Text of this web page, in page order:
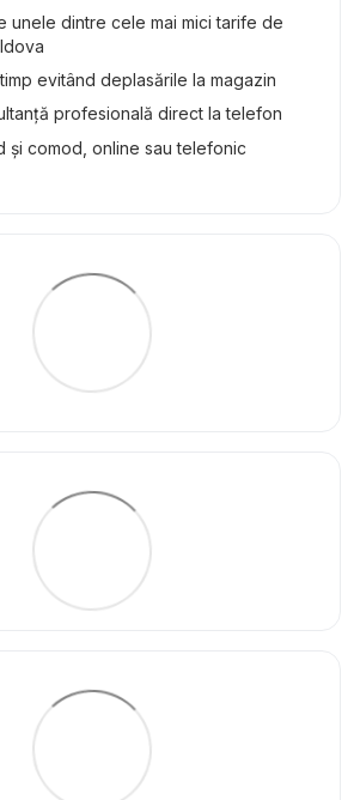
unele dintre cele mai mici tarife de
evitând deplasările la magazin
profesională direct la telefon
și comod, online sau telefonic